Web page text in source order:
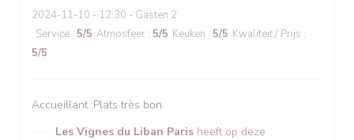
2024-11-10 - 12:30 - Gasten 2
Service : 5/5 Atmosfeer : 5/5 Keuken : 5/5 Kwaliteit / Prijs :
5/5
Accueillant .Plats très bon.
Les Vignes du Liban Paris heeft op deze